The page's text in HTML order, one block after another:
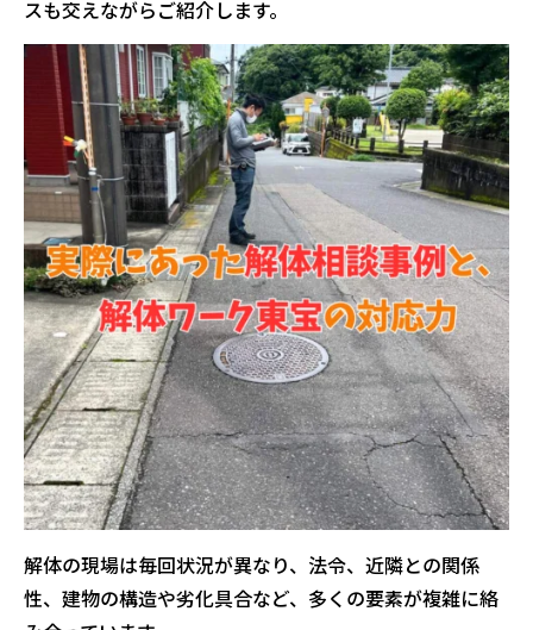
スも交えながらご紹介します。
解体の現場は毎回状況が異なり、法令、近隣との関係
性、建物の構造や劣化具合など、多くの要素が複雑に絡